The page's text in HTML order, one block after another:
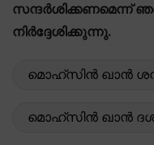
സന്ദർശിക്കണമെന്ന്
നിർദ്ദേശിക്കുന്നു.
മൊഹ്സിൻ ഖാൻ
മൊഹ്സിൻ ഖാൻ ദശ